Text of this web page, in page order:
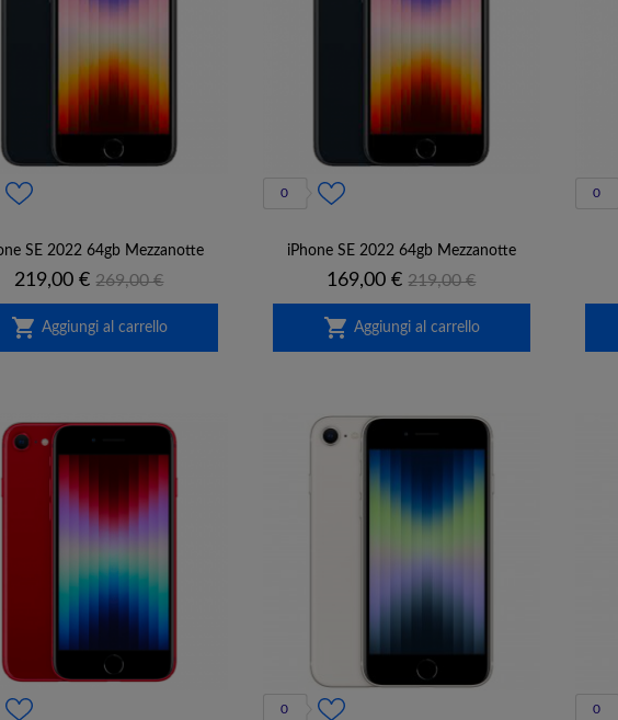
SE 2022 64gb Mezzanotte
Prezzo
219,00 € Prezzo
base
269,00 €
 Aggiungi al carrello
0
iPhone SE 2022 64gb Mezzanotte
Prezzo
169,00 € Prezzo
base
219,00 €
 Aggiungi al carrello
0
0 0